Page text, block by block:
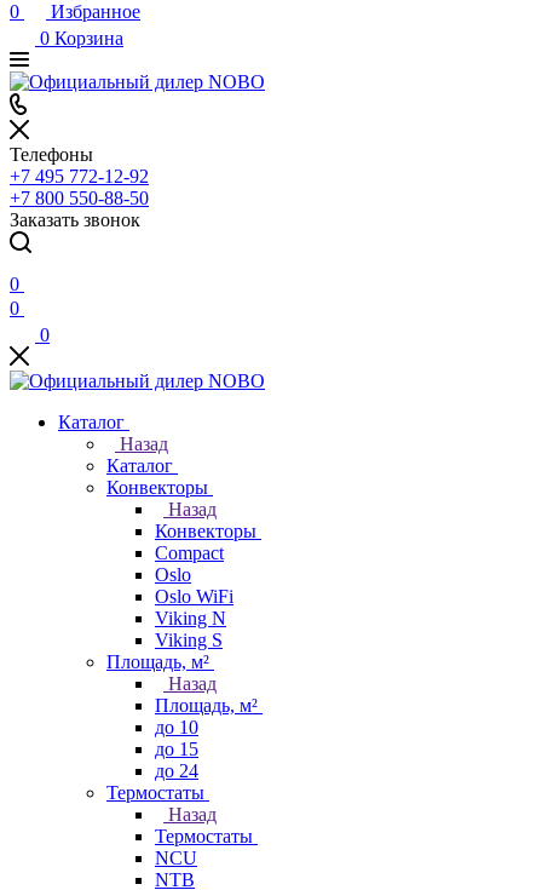
0
Избранное
0 Корзина
Телефоны
+7 495 772-12-92
+7 800 550-88-50
Заказать звонок
0
0
0
Каталог
Назад
Каталог
Конвекторы
Назад
Конвекторы
Compact
Oslo
Oslo WiFi
Viking N
Viking S
Площадь, м²
Назад
Площадь, м²
до 10
до 15
до 24
Термостаты
Назад
Термостаты
NCU
NTB